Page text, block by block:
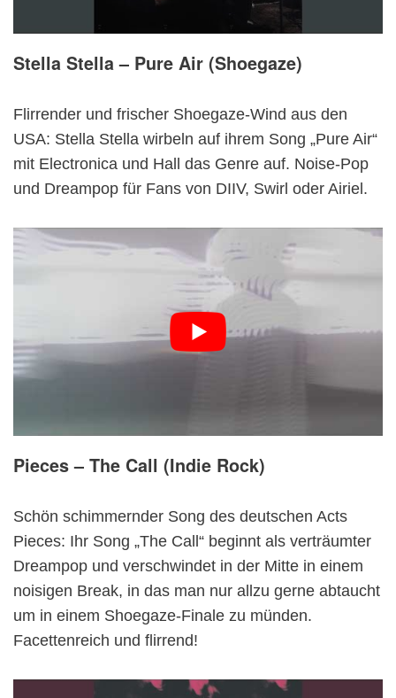
Stella Stella – Pure Air (Shoegaze)
Flirrender und frischer Shoegaze-Wind aus den
USA: Stella Stella wirbeln auf ihrem Song „Pure Air“
mit Electronica und Hall das Genre auf. Noise-Pop
und Dreampop für Fans von DIIV, Swirl oder Airiel.
Pieces – The Call (Indie Rock)
Schön schimmernder Song des deutschen Acts
Pieces: Ihr Song „The Call“ beginnt als verträumter
Dreampop und verschwindet in der Mitte in einem
noisigen Break, in das man nur allzu gerne abtaucht
um in einem Shoegaze-Finale zu münden.
Facettenreich und flirrend!